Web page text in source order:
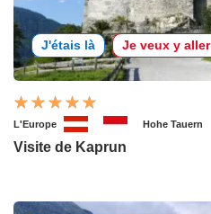
J'étais là Je veux y aller
L'Europe Hohe Tauern
Visite de Kaprun